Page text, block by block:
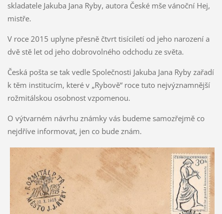
skladatele Jakuba Jana Ryby, autora České mše vánoční Hej,
mistře.
V roce 2015 uplyne přesně čtvrt tisíciletí od jeho narození a
dvě stě let od jeho dobrovolného odchodu ze světa.
Česká pošta se tak vedle Společnosti Jakuba Jana Ryby zařadí
k těm institucím, které v „Rybově“ roce tuto nejvýznamnější
rožmitálskou osobnost vzpomenou.
O výtvarném návrhu známky vás budeme samozřejmě co
nejdříve informovat, jen co bude znám.